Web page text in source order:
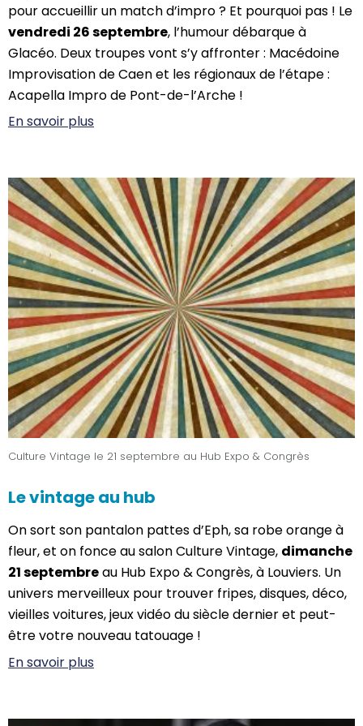
pour accueillir un match d’impro ? Et pourquoi pas ! Le
vendredi 26 septembre, l’humour débarque à
Glacéo. Deux troupes vont s’y affronter : Macédoine
Improvisation de Caen et les régionaux de l’étape :
Acapella Impro de Pont-de-l’Arche !
En savoir plus
Culture Vintage le 21 septembre au Hub Expo & Congrès
Le vintage au hub
On sort son pantalon pattes d’Eph, sa robe orange à
fleur, et on fonce au salon Culture Vintage, dimanche
21 septembreau Hub Expo & Congrès, à Louviers. Un
univers merveilleux pour trouver fripes, disques, déco,
vieilles voitures, jeux vidéo du siècle dernier et peut-
être votre nouveau tatouage !
En savoir plus